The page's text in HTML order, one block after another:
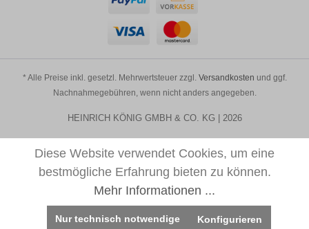
* Alle Preise inkl. gesetzl. Mehrwertsteuer zzgl. Versandkosten und ggf.
Nachnahmegebühren, wenn nicht anders angegeben.
HEINRICH KÖNIG GMBH & CO. KG | 2026
Diese Website verwendet Cookies, um eine
bestmögliche Erfahrung bieten zu können.
Mehr Informationen ...
Nur technisch notwendige Konfigurieren